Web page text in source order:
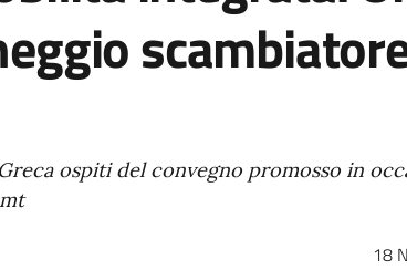
ospiti del convegno promosso in
18